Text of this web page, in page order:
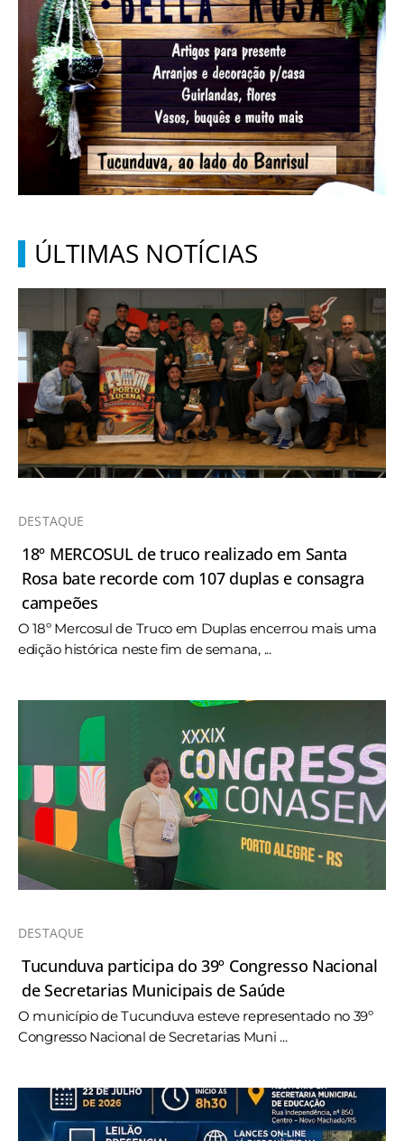
ÚLTIMAS NOTÍCIAS
DESTAQUE
18º MERCOSUL de truco realizado em Santa
Rosa bate recorde com 107 duplas e consagra
campeões
O 18º Mercosul de Truco em Duplas encerrou mais uma
edição histórica neste fim de semana, ...
DESTAQUE
Tucunduva participa do 39º Congresso Nacional
de Secretarias Municipais de Saúde
O município de Tucunduva esteve representado no 39º
Congresso Nacional de Secretarias Muni ...